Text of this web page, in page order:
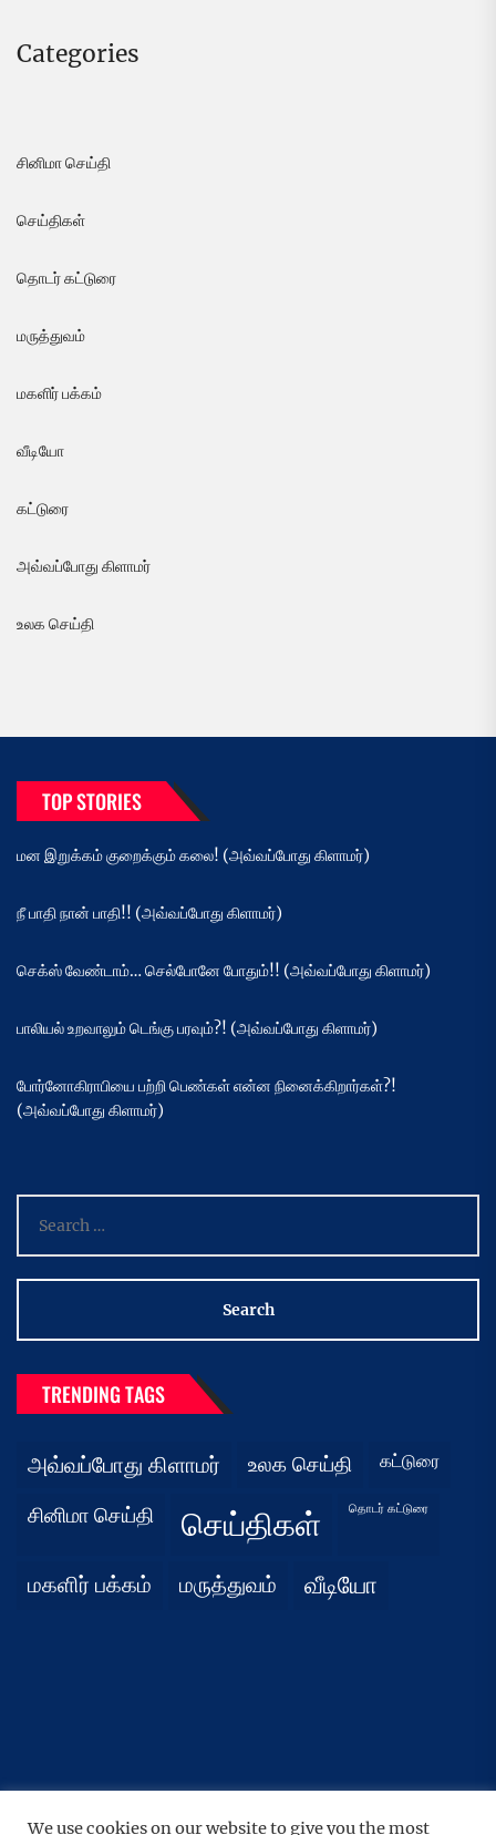
Categories
சினிமா செய்தி
செய்திகள்
தொடர் கட்டுரை
மருத்துவம்
மகளிர் பக்கம்
வீடியோ
கட்டுரை
அவ்வப்போது கிளாமர்
உலக செய்தி
TOP STORIES
மன இறுக்கம் குறைக்கும் கலை! (அவ்வப்போது கிளாமர்)
நீ பாதி நான் பாதி!! (அவ்வப்போது கிளாமர்)
செக்ஸ் வேண்டாம்… செல்போனே போதும்!! (அவ்வப்போது கிளாமர்)
பாலியல் உறவாலும் டெங்கு பரவும்?! (அவ்வப்போது கிளாமர்)
போர்னோகிராபியை பற்றி பெண்கள் என்ன நினைக்கிறார்கள்?!
(அவ்வப்போது கிளாமர்)
for:
TRENDING TAGS
அவ்வப்போது கிளாமர் உலக செய்தி கட்டுரை
சினிமா செய்தி செய்திகள் தொடர் கட்டுரை
மகளிர் பக்கம் மருத்துவம் வீடியோ
We use cookies on our website to give you the most